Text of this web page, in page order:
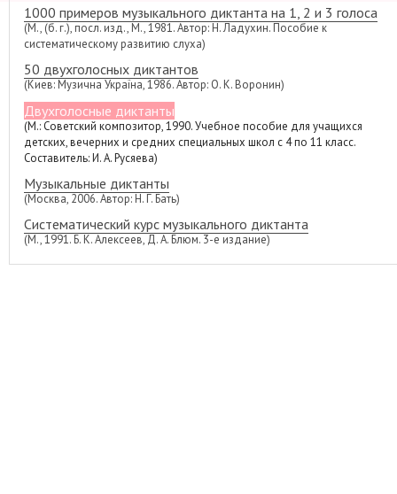
1000 примеров музыкального диктанта на 1, 2 и 3 голоса
(М., (б. г.), посл. изд., М., 1981. Автор: Н. Ладухин. Пособие к
систематическому развитию слуха)
50 двухголосных диктантов
(Киев: Музична Україна, 1986. Автор: О. К. Воронин)
Двухголосные диктанты
(М.: Советский композитор, 1990. Учебное пособие для учащихся
детских, вечерних и средних специальных школ с 4 по 11 класс.
Составитель: И. А. Русяева)
Музыкальные диктанты
(Москва, 2006. Автор: Н. Г. Бать)
Систематический курс музыкального диктанта
(М., 1991. Б. К. Алексеев, Д. А. Блюм. 3-е издание)